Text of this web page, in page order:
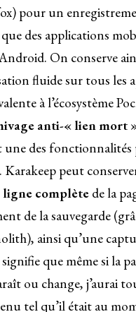
pour un
des applications
On conserve
fluide sur tous les
à l’écosystème
anti-« lien mort
une des fonctionnalités
Karakeep peut
ligne complète de la
de la sauvegarde
ainsi qu’une
que même si la
ou change, j’aurai
tel qu’il était au